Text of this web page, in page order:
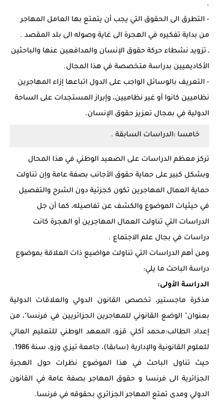
.
- التطرق الى الحقوق التي يجب أن يتمتع بها العامل المهاجر
من بداية تفكيره في الهجرة الى غاية وصوله الى بلد المقصد .
ـ تزويد نشطاء حركة حقوق الإنسان والمدافعين عنها والباحثين
الأكاديميين بدراسة متخصصة في هذا المجال.
- التعريف بالوسائل الواجب على الدول اتباعها إزاء المهاجرين
نظاميين كانوا أو غير نظاميين، وإبراز المستجدات على الساحة
الدولية في بمجال تعزيز حقوق الإنسان.
خامسا :الدراسات السابقة .
تركز معظم الدراسات على الصعيد الوطني في هذا المحال
وبشكل كبير على حماية حقوق الأجانب بصفة عامة وإن تناولت
حماية العمال المهاجرين تكون كجزئية دون الشرح والتفصيل
في حيثيات الموضوع والكشف عن تفاصيله، كما أن جل
الدراسات التي تناولت العمال المهاجرين أو الهجرة كانت
دراسات في بجال علم الاجتماع .
ومن أهم الدراسات التي تناولت مواضيع ذات العلاقة بموضوع
دراسة الباحث ما يلي:
الدراسة الأولى:
مذكرة ماجستير، تخصص القانون الدولي والعلاقات الدولية
بعنوان" الوضع القانوني للمهاجرين الجزائريين في فرنسا"، من
إعداد الطالب:محمد آكلي قزو، المعهد الوطني للتعليم العالي
للعلوم القانونية والإدارية (سابقا)، جامعة تيزي وزو، سنة 1986.
حيث تناول الباحث في هذا الموضوع نظرات حول الهجرة
الجزائرية الى فرنسا و حقوق المهاجر بصفة عامة في القانون
الدولي ومدى تمتع المهاجر الجزائري بحقوقه في فرنسا.